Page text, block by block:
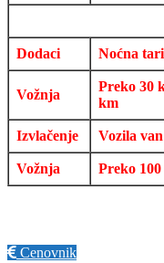
Dodaci Noćna
Vožnja
Preko 30
km
Izvlačenje Vozila
Vožnja Preko
Cenovnik